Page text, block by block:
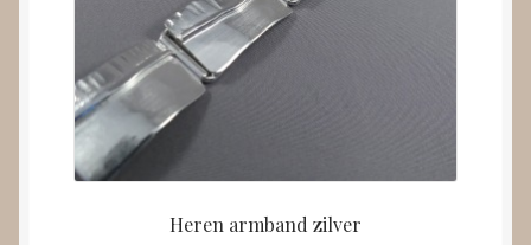
Heren armband zilver